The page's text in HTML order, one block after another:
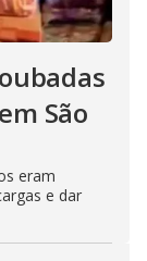
São
eram
e dar